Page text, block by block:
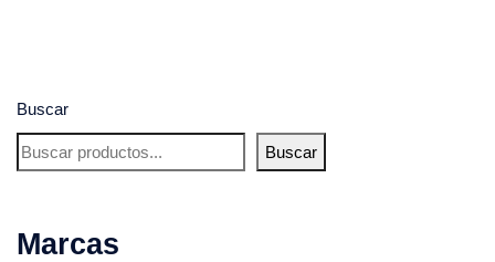
Buscar
Buscar
Marcas